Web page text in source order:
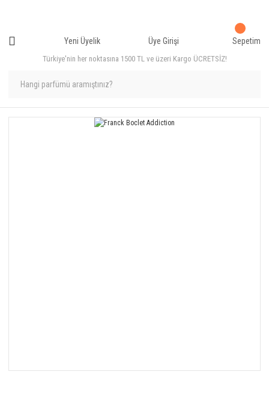
Türkiye'nin her noktasına 1500 TL ve üzeri Kargo ÜCRETSİZ!
Yeni Üyelik Üye Girişi Sepetim